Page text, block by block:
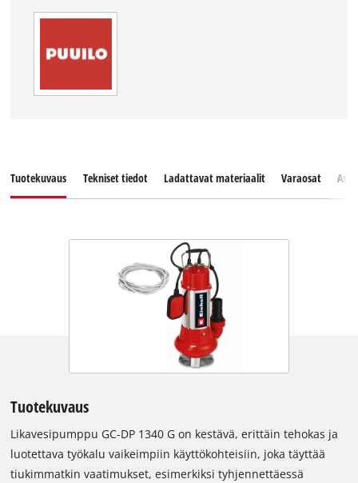
Tuotekuvaus Tekniset tiedot Ladattavat materiaalit Varaosat
Tuotekuvaus
Likavesipumppu GC-DP 1340 G on kestävä, erittäin tehokas ja
luotettava työkalu vaikeimpiin käyttökohteisiin, joka täyttää
tiukimmatkin vaatimukset, esimerkiksi tyhjennettäessä